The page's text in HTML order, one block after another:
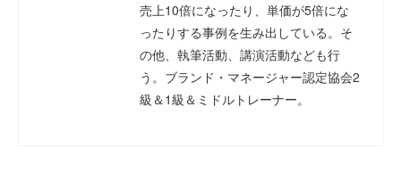
売上10倍になったり、単価が5倍にな
ったりする事例を生み出している。そ
の他、執筆活動、講演活動なども行
う。ブランド・マネージャー認定協会2
級＆1級＆ミドルトレーナー。